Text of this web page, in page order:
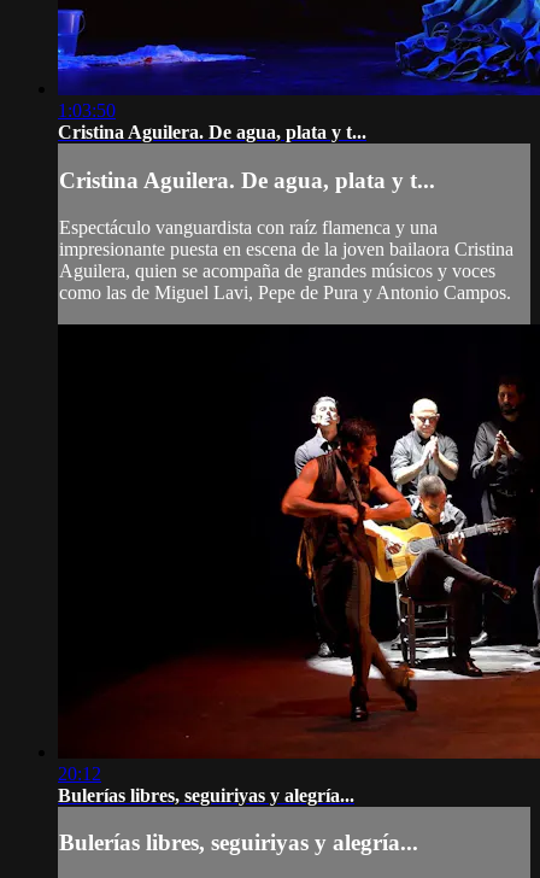
1:03:50
Cristina Aguilera. De agua, plata y t...
Cristina Aguilera. De agua, plata y t...
Espectáculo vanguardista con raíz flamenca y una
impresionante puesta en escena de la joven bailaora Cristina
Aguilera, quien se acompaña de grandes músicos y voces
como las de Miguel Lavi, Pepe de Pura y Antonio Campos.
20:12
Bulerías libres, seguiriyas y alegría...
Bulerías libres, seguiriyas y alegría...